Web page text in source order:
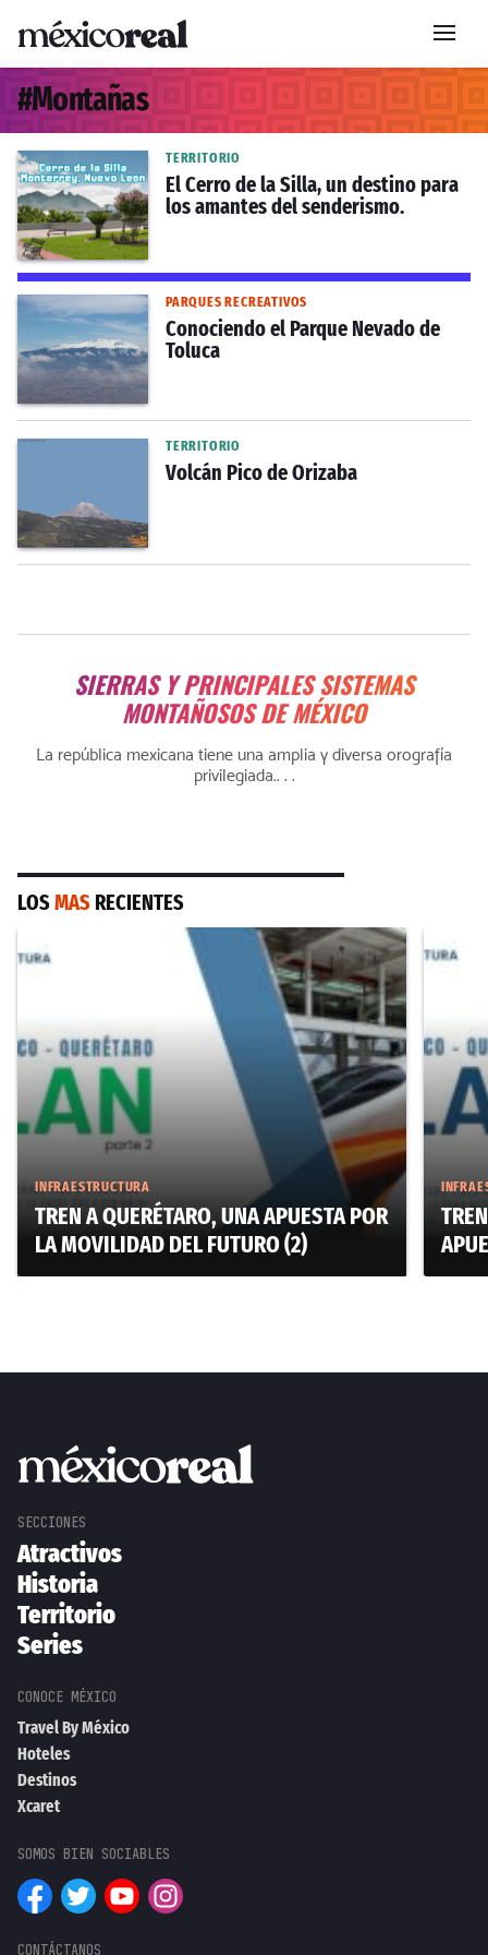
#Montañas
TERRITORIO
El Cerro de la Silla, un destino para
los amantes del senderismo.
PARQUES RECREATIVOS
Conociendo el Parque Nevado de
Toluca
TERRITORIO
Volcán Pico de Orizaba
SIERRAS Y PRINCIPALES SISTEMAS
MONTAÑOSOS DE MÉXICO
La república mexicana tiene una amplia y diversa orografía
privilegiada.. . .
LOSMAS RECIENTES
INFRAESTRUCTURA
TREN A QUERÉTARO, UNA APUESTA POR
LA MOVILIDAD DEL FUTURO (2)
Atractivos
Historia
Territorio
Series
Travel By México
Hoteles
Destinos
Xcaret